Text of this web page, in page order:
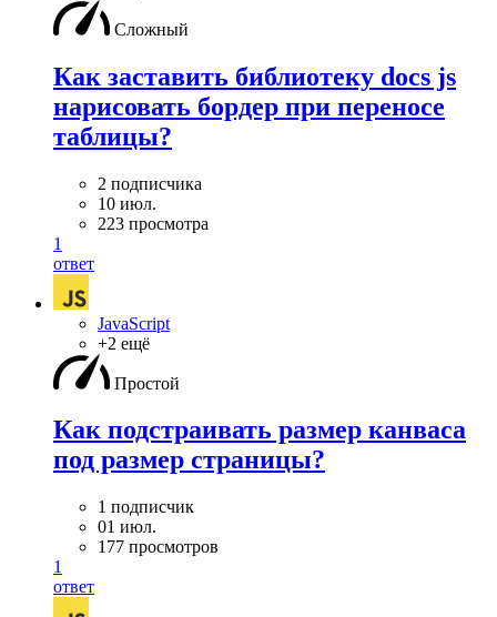
Сложный
Как заставить библиотеку docs js
нарисовать бордер при переносе
таблицы?
2 подписчика
10 июл.
223 просмотра
1
ответ
JavaScript
+2 ещё
Простой
Как подстраивать размер канваса
под размер страницы?
1 подписчик
01 июл.
177 просмотров
1
ответ